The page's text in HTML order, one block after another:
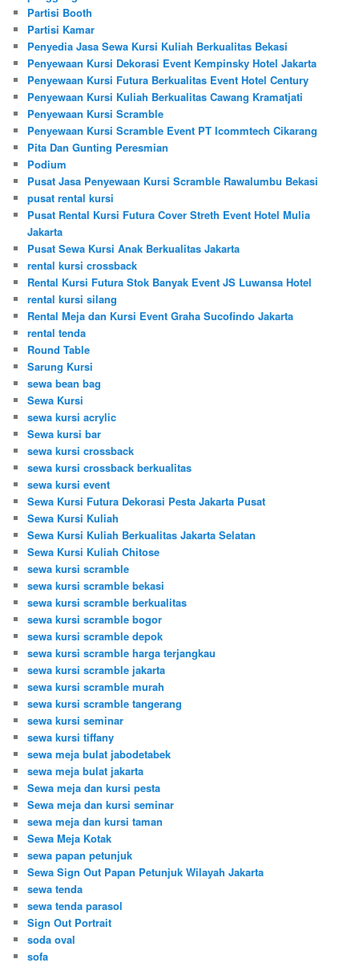
Partisi Booth
Partisi Kamar
Penyedia Jasa Sewa Kursi Kuliah Berkualitas Bekasi
Penyewaan Kursi Dekorasi Event Kempinsky Hotel Jakarta
Penyewaan Kursi Futura Berkualitas Event Hotel Century
Penyewaan Kursi Kuliah Berkualitas Cawang Kramatjati
Penyewaan Kursi Scramble
Penyewaan Kursi Scramble Event PT Icommtech Cikarang
Pita Dan Gunting Peresmian
Podium
Pusat Jasa Penyewaan Kursi Scramble Rawalumbu Bekasi
pusat rental kursi
Pusat Rental Kursi Futura Cover Streth Event Hotel Mulia
Jakarta
Pusat Sewa Kursi Anak Berkualitas Jakarta
rental kursi crossback
Rental Kursi Futura Stok Banyak Event JS Luwansa Hotel
rental kursi silang
Rental Meja dan Kursi Event Graha Sucofindo Jakarta
rental tenda
Round Table
Sarung Kursi
sewa bean bag
Sewa Kursi
sewa kursi acrylic
Sewa kursi bar
sewa kursi crossback
sewa kursi crossback berkualitas
sewa kursi event
Sewa Kursi Futura Dekorasi Pesta Jakarta Pusat
Sewa Kursi Kuliah
Sewa Kursi Kuliah Berkualitas Jakarta Selatan
Sewa Kursi Kuliah Chitose
sewa kursi scramble
sewa kursi scramble bekasi
sewa kursi scramble berkualitas
sewa kursi scramble bogor
sewa kursi scramble depok
sewa kursi scramble harga terjangkau
sewa kursi scramble jakarta
sewa kursi scramble murah
sewa kursi scramble tangerang
sewa kursi seminar
sewa kursi tiffany
sewa meja bulat jabodetabek
sewa meja bulat jakarta
Sewa meja dan kursi pesta
Sewa meja dan kursi seminar
sewa meja dan kursi taman
Sewa Meja Kotak
sewa papan petunjuk
Sewa Sign Out Papan Petunjuk Wilayah Jakarta
sewa tenda
sewa tenda parasol
Sign Out Portrait
soda oval
sofa